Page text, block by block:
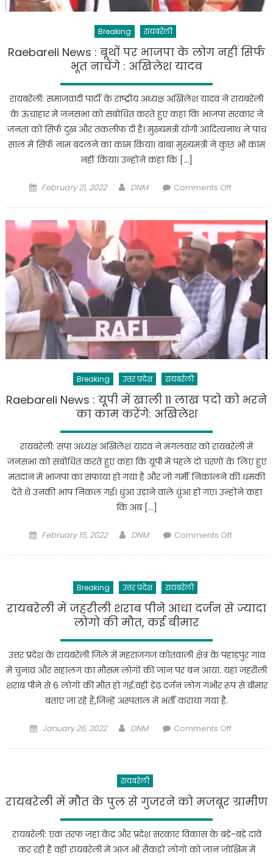
प्रसाद
अस्पताल
औचक
निरीक्षण
Breaking रायबरेली
Raebareli News : बूथों पर भाजपा के लोग नहीं सिर्फ
भूत नाचेंगे : अखिलेश यादव
रायबरेली: समाजवादी पार्टी के राष्ट्रीय अध्यक्ष अखिलेश यादव ने रायबरेली
के ऊंचाहार में जनसभा को संबोधित करते हुए कहा कि भाजपा सरकार ने
जनता को सिर्फ दुख और तकलीफ दी है। मुख्यमंत्री योगी आदित्यनाथ ने पांच
साल में सिर्फ नाम बदलने का काम किया। बाबा मुख्यमंत्री ने कुछ भी काम
नहीं किया। उन्होंने कहा कि […]
Posted
February 21, 2022 Author
DNM Comments Offon
:
बूथों
पर
भाजपा
लोग
नहीं
सिर्फ
भूत
नाचेंगे
यादव
Breaking उत्तर प्रदेश रायबरेली
Raebareli News : यूपी में खाली 11 लाख पदो को भरने
का काम करेंगे: अखिलेश
रायबरेली: सपा अध्यक्ष अखिलेश यादव ने मंगलवार को रायबरेली में
जनसभा को संबोधित करते हुए कहा कि यूपी में पहले दो चरणों के लिए हुए
मतदान में भाजपा का सफाया हो गया है और जो गर्मी निकालने की धमकी
देते थे उनकी भाप निकल गई। धुंआ उड़ाने वाले धुंआ हो गए। उन्होंने कहा
कि अब […]
Posted
February 15, 2022 Author
DNM Comments Offon
में
पदो
को
भरने
करेंगे:
Breaking उत्तर प्रदेश रायबरेली
रायबरेली में जहरीली शराब पीने आधा दर्जन से ज्यादा
लोगो की मौत, कई बीमार
उत्तर प्रदेश के रायबरेली जिले में महराजगंज कोतवाली क्षेत्र के पहाड़पुर गांव
में चुनाव और सहालग का मौसम लोगों की जान पर बन आया. यहां जहरीली
शराब पीने से 6 लोगों की मौत हो गई.वहीं डेढ़ दर्जन लोग गंभीर रूप से बीमार
बताए जा रहे हैं,जिन्हें अस्पताल में भर्ती कराया गया है.
Posted
January 26, 2022 Author
DNM Comments Offon
पीने
से
ज्यादा
रायबरेली
रायबरेली में मौत के पुल से गुजरने को मजबूर ग्रामीण
रायबरेली: एक तरफ जहां केंद्र और प्रदेश सरकार विकास के बड़े-बड़े दावे
कर रही है वहीं रायबरेली में आज भी सैकड़ों लोगों को जान जोखिम में